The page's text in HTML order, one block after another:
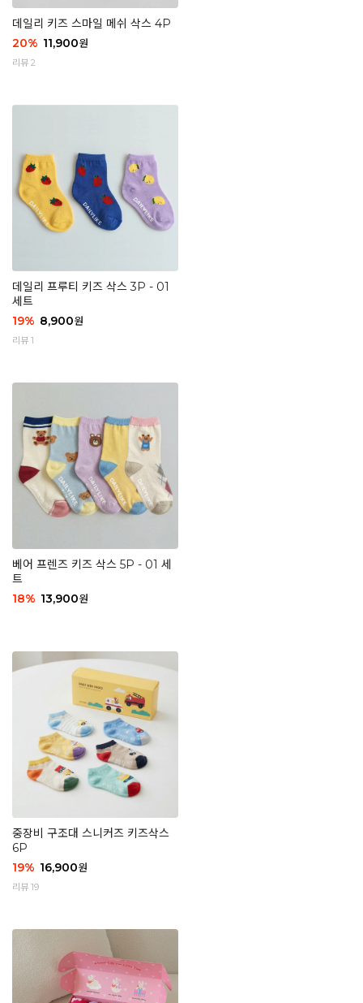
데일리 키즈 스마일 메쉬 삭스 4P
20% 11,900원
리뷰 2
데일리 프루티 키즈 삭스 3P - 01
세트
19% 8,900원
리뷰 1
베어 프렌즈 키즈 삭스 5P - 01 세
트
18% 13,900원
중장비 구조대 스니커즈 키즈삭스
6P
19% 16,900원
리뷰 19